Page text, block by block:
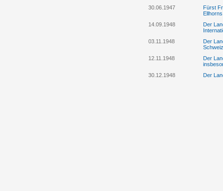
30.06.1947
Fürst
14.09.1948
Der
03.11.1948
Der
Schweiz
12.11.1948
Der
30.12.1948
Der